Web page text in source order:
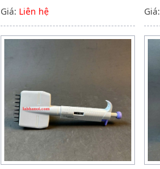
Giá: Liên hệ
Giá: